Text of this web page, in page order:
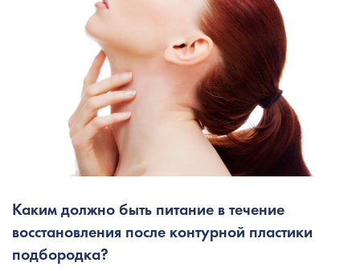
Каким должно быть питание в течение
восстановления после контурной пластики
подбородка?